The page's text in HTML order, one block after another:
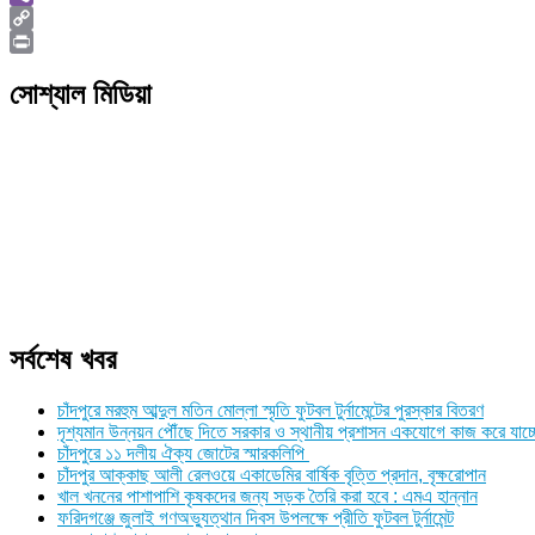
Viber
Copy
সোশ্যাল মিডিয়া
সর্বশেষ খবর
চাঁদপুরে মরহুম আব্দুল মতিন মোল্লা স্মৃতি ফুটবল টুর্নামেন্টের পুরস্কার বিতরণ
দৃশ্যমান উন্নয়ন পৌঁছে দিতে সরকার ও স্থানীয় প্রশাসন একযোগে কাজ করে
চাঁদপুরে ১১ দলীয় ঐক্য জোটের স্মারকলিপি
চাঁদপুর আক্কাছ আলী রেলওয়ে একাডেমির বার্ষিক বৃত্তি প্রদান, বৃক্ষরোপান
খাল খননের পাশাপাশি কৃষকদের জন্য সড়ক তৈরি করা হবে : এমএ হান্নান
ফরিদগঞ্জে জুলাই গণঅভ্যুত্থান দিবস উপলক্ষে প্রীতি ফুটবল টুর্নামেন্ট